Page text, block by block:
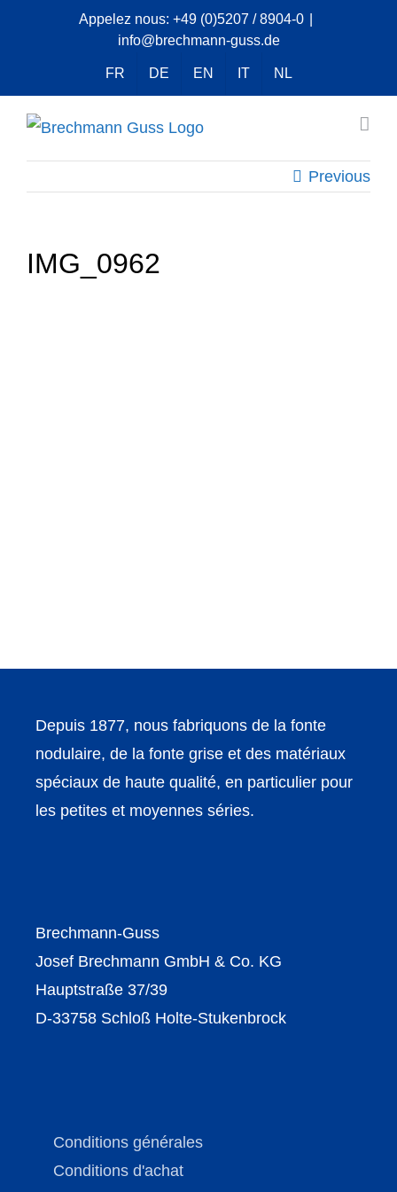
Appelez nous: +49 (0)5207 / 8904-0
info@brechmann-guss.de
FR DE EN IT NL
Previous
IMG_0962
Depuis 1877, nous fabriquons de la fonte
nodulaire, de la fonte grise et des matériaux
spéciaux de haute qualité, en particulier pour
les petites et moyennes séries.
Brechmann-Guss
Josef Brechmann GmbH & Co. KG
Hauptstraße 37/39
D-33758 Schloß Holte-Stukenbrock
Conditions générales
Conditions d'achat